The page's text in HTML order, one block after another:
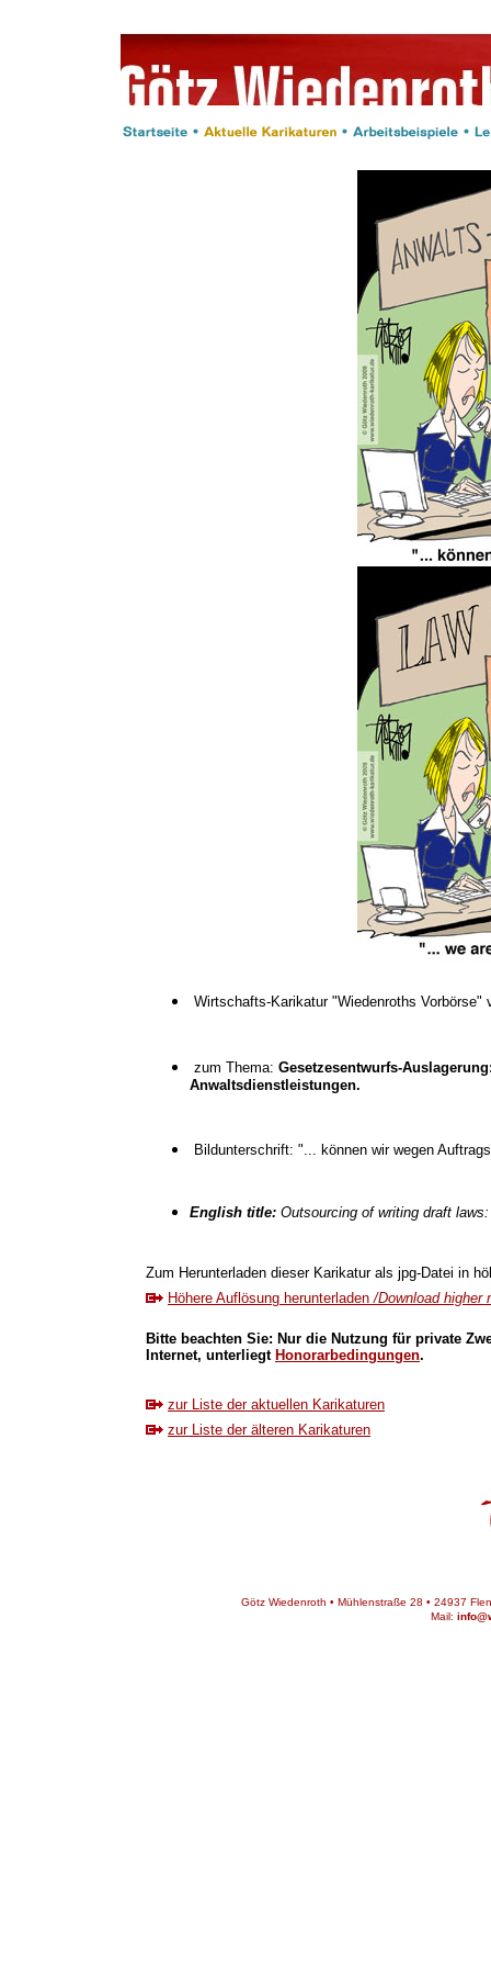
Wirtschafts-Karikatur "Wiedenroths Vorbörse"
zum Thema: Gesetzesentwurfs-
Anwaltsdienstleistungen.
Bildunterschrift: "... können wir wegen
English title: Outsourcing of writing draft
Zum Herunterladen dieser Karikatur als jpg-Datei in
Höhere Auflösung herunterladen/Download higher
Bitte beachten Sie: Nur die Nutzung für private
Internet, unterliegt Honorarbedingungen.
zur Liste der aktuellen Karikaturen
zur Liste der älteren Karikaturen
Götz Wiedenroth • Mühlenstraße 28 • 24937
Mail: